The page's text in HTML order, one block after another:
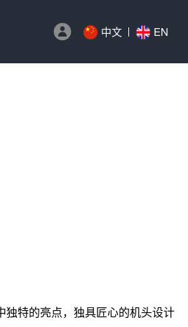
中文 EN
特的亮点，独具匠心的机头设计